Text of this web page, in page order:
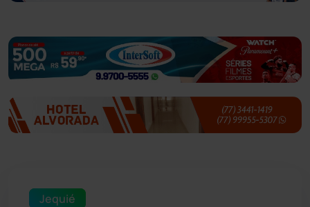
Jequié